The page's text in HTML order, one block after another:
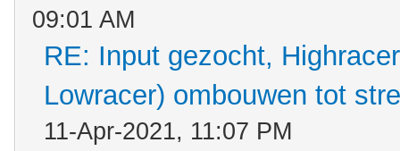
09:01 AM
RE: Input gezocht,
Lowracer) ombouwen tot
11-Apr-2021, 11:07 PM